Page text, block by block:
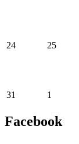
24 25
31 1
Facebook